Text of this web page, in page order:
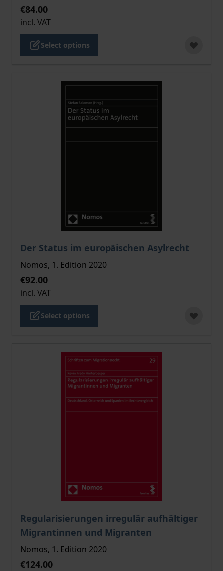
€84.00
incl. VAT
Select options
Der Status im europäischen Asylrecht
The price depends on the options chosen on the
Nomos, 1. Edition 2020
€92.00
incl. VAT
Select options
Regularisierungen irregulär aufhältiger
Migrantinnen und Migranten
The price depends on the options chosen on the
Nomos, 1. Edition 2020
€124.00